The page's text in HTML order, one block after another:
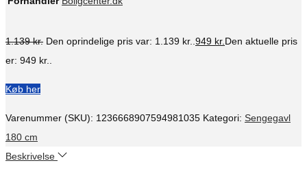
1.139kr. Den oprindelige pris var: 1.139 kr..949 kr.Den aktuelle pris
er: 949 kr..
Køb her
Varenummer (SKU): 1236668907594981035 Kategori: Sengegavl
180 cm
Beskrivelse